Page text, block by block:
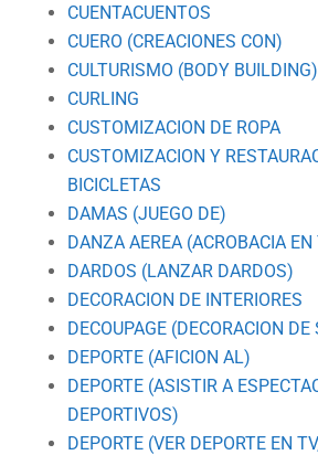
CUENTACUENTOS
CUERO (CREACIONES CON)
CULTURISMO (BODY BUILDING)
CURLING
CUSTOMIZACION DE ROPA
CUSTOMIZACION Y
BICICLETAS
DAMAS (JUEGO DE)
DANZA AEREA (ACROBACIA
DARDOS (LANZAR DARDOS)
DECORACION DE INTERIORES
DECOUPAGE (DECORACION DE
DEPORTE (AFICION AL)
DEPORTE (ASISTIR A
DEPORTIVOS)
DEPORTE (VER DEPORTE EN